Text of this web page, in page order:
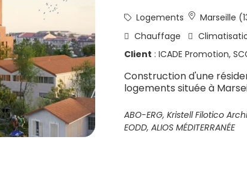
Logements
Marseille
Chauffage
Client : ICADE Promotion,
Construction d'une
logements située à
ABO-ERG, Kristell Filotico
EODD, ALIOS MÉDITERRANÉE